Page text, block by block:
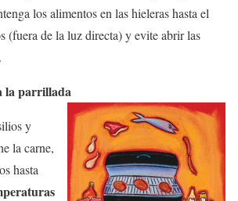
los alimentos en las hieleras hasta el
(fuera de la luz directa) y evite abrir las
la parrillada
y
la carne,
hasta